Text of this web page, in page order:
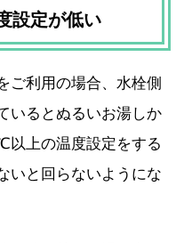
設定が低い
ご利用の場合、水栓側
いるとぬるいお湯しか
以上の温度設定をする
いと回らないようにな